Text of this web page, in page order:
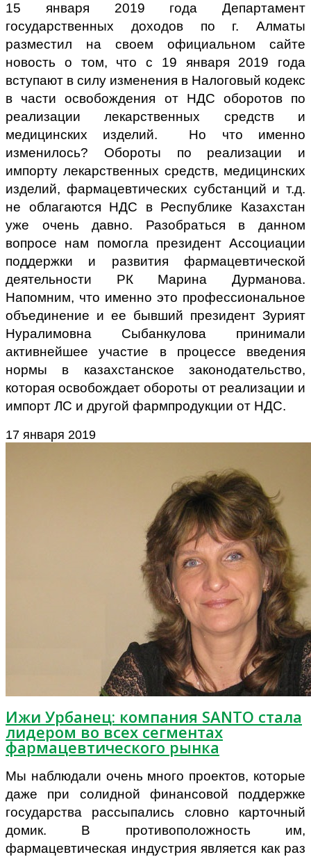
15 января 2019 года Департамент
государственных доходов по г. Алматы
разместил на своем официальном сайте
новость о том, что с 19 января 2019 года
вступают в силу изменения в Налоговый кодекс
в части освобождения от НДС оборотов по
реализации лекарственных средств и
медицинских изделий. Но что именно
изменилось? Обороты по реализации и
импорту лекарственных средств, медицинских
изделий, фармацевтических субстанций и т.д.
не облагаются НДС в Республике Казахстан
уже очень давно. Разобраться в данном
вопросе нам помогла президент Ассоциации
поддержки и развития фармацевтической
деятельности РК Марина Дурманова.
Напомним, что именно это профессиональное
объединение и ее бывший президент Зурият
Нуралимовна Сыбанкулова принимали
активнейшее участие в процессе введения
нормы в казахстанское законодательство,
которая освобождает обороты от реализации и
импорт ЛС и другой фармпродукции от НДС.
17 января 2019
Ижи Урбанец: компания SANTO стала
лидером во всех сегментах
фармацевтического рынка
Мы наблюдали очень много проектов, которые
даже при солидной финансовой поддержке
государства рассыпались словно карточный
домик. В противоположность им,
фармацевтическая индустрия является как раз